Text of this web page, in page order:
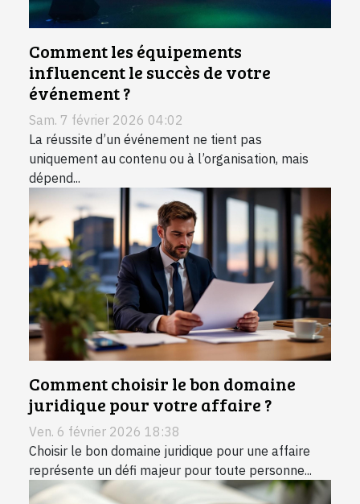
Comment les équipements
influencent le succès de votre
événement ?
Sam. 7 février 2026 04:02
La réussite d’un événement ne tient pas
uniquement au contenu ou à l’organisation, mais
dépend...
Comment choisir le bon domaine
juridique pour votre affaire ?
Ven. 6 février 2026 18:38
Choisir le bon domaine juridique pour une affaire
représente un défi majeur pour toute personne...